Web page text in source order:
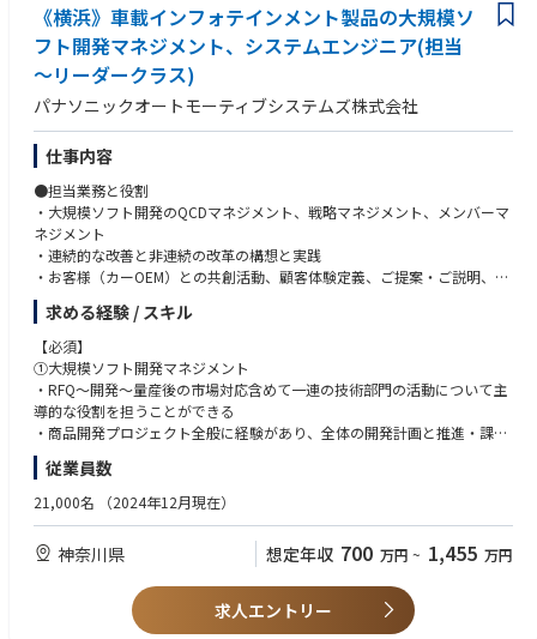
＜PR＞
これまでの 陸（クルマ）、海（クルーザー） に続く、空のモビリティの
開発！
航空機開発は相当高いチャレンジですが、Joby社との協業を通じて技術・
ノウハウを身に付け、我々の持つ自動車で培った技術・知見を融合し、実
現を目指していきます。
参考：Joby Aviationとトヨタ、空のモビリティの実現に向けた挑戦を加速
参考：空飛ぶクルマ、協業深化にトップの絆 Joby機日本初飛行
す。
海外交流
・開発推進に際して、北米、中国、欧州など海外メンバと頻繁にやり取
りを実施しています。
・語学だけでなく文化の違いなども学ぶことが可能です。
●職場の雰囲気
・1on1の頻繁な実施により、上司・部下間のコミュニケーションは活発
です
・個人の意見を尊重する風土があり、積極的なチャレンジが可能です
・各組織で勉強会も頻繁に開催されています
●キャリアパス
業務アサインとステップアップを実行します。
・ソフトウェア開発以外などのキャリアパスも可能です。（例えば プロダ
クトマネージメント など）
《横浜》車載インフォテインメント製品の大規模ソ
フト開発マネジメント、システムエンジニア(担当
～リーダークラス)
パナソニックオートモーティブシステムズ株式会社
仕事内容
●担当業務と役割
・大規模ソフト開発のQCDマネジメント、戦略マネジメント、メンバーマ
ネジメント
・連続的な改善と非連続の改革の構想と実践
・お客様（カーOEM）との共創活動、顧客体験定義、ご提案・ご説明、交
渉・報告、信頼関係構築を推進
・車載向けIVIやCDC車載機器に関する戦略構築、開発マネジメントリーダ
ー、「企画段階での仕様提案」、「受注推進活動」、「受注後の開発推
進」、「開発途上の仕様調整」
・顧客との密なコミュニケーションを通じ、要件分析を実施。自社の持つ
技術や最新トレンドの活用提案により新たな価値創造を推進
・目標品質・コスト・納期の達成に向けたプロジェクト（百名〜数百名以
ト推進して完遂
・関係者と円滑なコミュニケーションを取り、適切に課題解決していくこ
とで強固な関係性を構築
・若手やメンバーの人材育成、スキルアップ、組織の活性化や組織文化醸
成に貢献
●具体的な仕事内容
これまでのご経験やスキル、適性に応じて以下業務のいずれかをご担当い
求める経験 / スキル
【必須】
①大規模ソフト開発マネジメント
・RFQ〜開発〜量産後の市場対応含めて一連の技術部門の活動について主
導的な役割を担うことができる
・商品開発プロジェクト全般に経験があり、全体の開発計画と推進・課題
解決を遂行するスキル
・大規模開発商品の受注・開発推進において主に技術系の業務全般につい
て適切な指揮ができる
②SEリーダー
・OEMが実現したい提供価値に対して、構想力と共感力を持って立案と提
案、推進できるスキル
・顧客窓口代表として折衝、交渉、推進に当たれる
従業員数
21,000名 （2024年12月現在）
神奈川県 想定年収 700 万円 ~ 1,455 万円
求人エントリー